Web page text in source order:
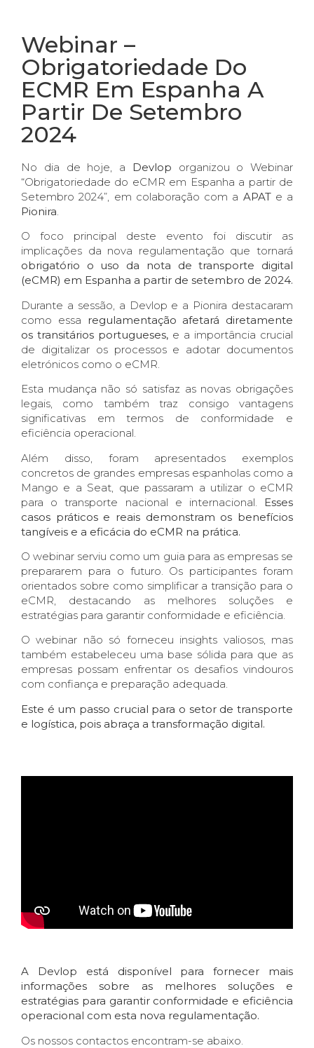
Webinar –
Obrigatoriedade Do
ECMR Em Espanha A
Partir De Setembro
2024
No dia de hoje, a Devlop organizou o Webinar
“Obrigatoriedade do eCMR em Espanha a partir de
Setembro 2024”, em colaboração com a APATe a
Pionira.
O foco principal deste evento foi discutir as
implicações da nova regulamentação que tornará
obrigatório o uso da nota de transporte digital
(eCMR) em Espanha a partir de setembro de 2024.
Durante a sessão, a Devlop e a Pionira destacaram
como essa regulamentação afetará diretamente
os transitários portugueses, e a importância crucial
de digitalizar os processos e adotar documentos
eletrónicos como o eCMR.
Esta mudança não só satisfaz as novas obrigações
legais, como também traz consigo vantagens
significativas em termos de conformidade e
eficiência operacional.
Além disso, foram apresentados exemplos
concretos de grandes empresas espanholas como a
Mango e a Seat, que passaram a utilizar o eCMR
para o transporte nacional e internacional. Esses
casos práticos e reais demonstram os benefícios
tangíveis e a eficácia do eCMR na prática.
O webinar serviu como um guia para as empresas se
prepararem para o futuro. Os participantes foram
orientados sobre como simplificar a transição para o
eCMR, destacando as melhores soluções e
estratégias para garantir conformidade e eficiência.
O webinar não só forneceu insights valiosos, mas
também estabeleceu uma base sólida para que as
empresas possam enfrentar os desafios vindouros
com confiança e preparação adequada.
Este é um passo crucial para o setor de transporte
e logística, pois abraça a transformação digital.
A Devlop está disponível para fornecer mais
informações sobre as melhores soluções e
estratégias para garantir conformidade e eficiência
operacional com esta nova regulamentação.
Os nossos contactos encontram-se abaixo.